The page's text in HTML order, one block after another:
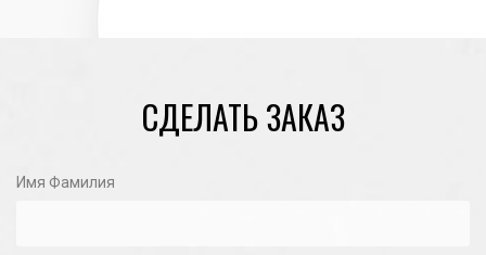
СДЕЛАТЬ ЗАКАЗ
Имя Фамилия